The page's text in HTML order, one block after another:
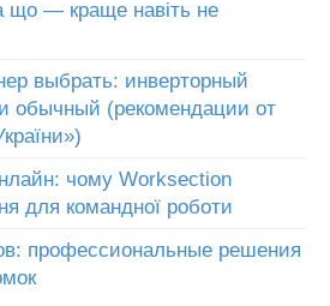
що — краще навіть не
выбрать: инверторный
обычный (рекомендации от
чому Worksection
для командної роботи
профессиональные решения